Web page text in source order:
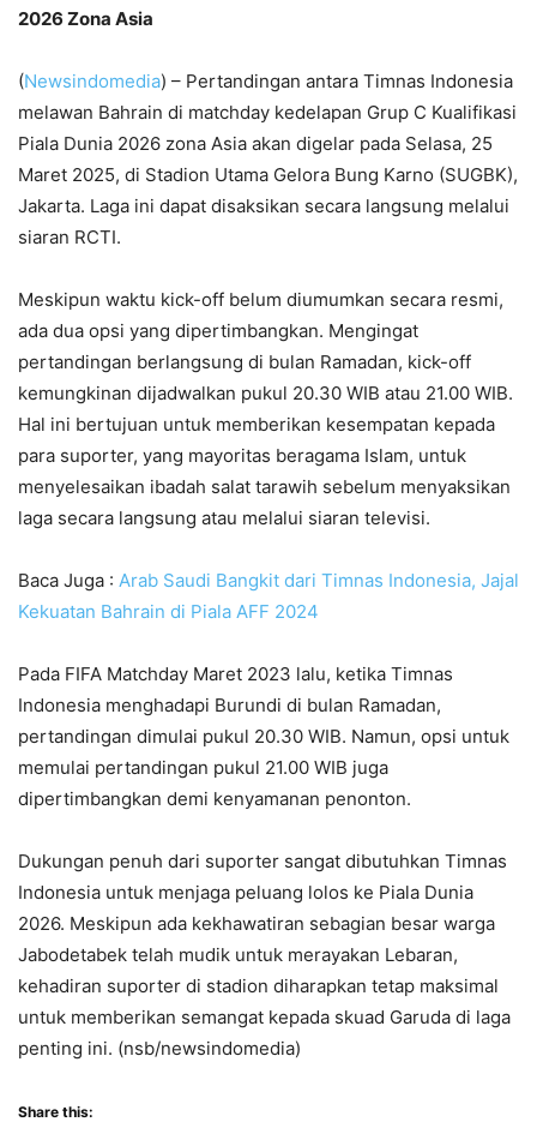
2026 Zona Asia
(Newsindomedia) – Pertandingan antara Timnas Indonesia
melawan Bahrain di matchday kedelapan Grup C Kualifikasi
Piala Dunia 2026 zona Asia akan digelar pada Selasa, 25
Maret 2025, di Stadion Utama Gelora Bung Karno (SUGBK),
Jakarta. Laga ini dapat disaksikan secara langsung melalui
siaran RCTI.
Meskipun waktu kick-off belum diumumkan secara resmi,
ada dua opsi yang dipertimbangkan. Mengingat
pertandingan berlangsung di bulan Ramadan, kick-off
kemungkinan dijadwalkan pukul 20.30 WIB atau 21.00 WIB.
Hal ini bertujuan untuk memberikan kesempatan kepada
para suporter, yang mayoritas beragama Islam, untuk
menyelesaikan ibadah salat tarawih sebelum menyaksikan
laga secara langsung atau melalui siaran televisi.
Baca Juga : Arab Saudi Bangkit dari Timnas Indonesia, Jajal
Kekuatan Bahrain di Piala AFF 2024
Pada FIFA Matchday Maret 2023 lalu, ketika Timnas
Indonesia menghadapi Burundi di bulan Ramadan,
pertandingan dimulai pukul 20.30 WIB. Namun, opsi untuk
memulai pertandingan pukul 21.00 WIB juga
dipertimbangkan demi kenyamanan penonton.
Dukungan penuh dari suporter sangat dibutuhkan Timnas
Indonesia untuk menjaga peluang lolos ke Piala Dunia
2026. Meskipun ada kekhawatiran sebagian besar warga
Jabodetabek telah mudik untuk merayakan Lebaran,
kehadiran suporter di stadion diharapkan tetap maksimal
untuk memberikan semangat kepada skuad Garuda di laga
penting ini. (nsb/newsindomedia)
Share this: